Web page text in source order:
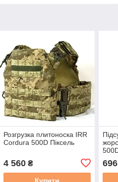
Розгрузка плитоноска IRR
Cordura 500D Піксель
4 560₴
Купити
696